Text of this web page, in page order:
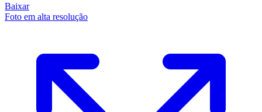
Baixar
Foto em alta resolução